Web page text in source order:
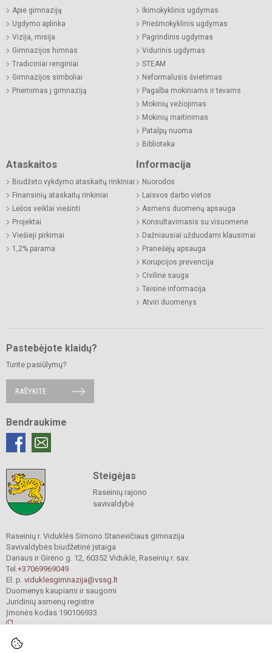
Apie gimnaziją
Ugdymo aplinka
Vizija, misija
Gimnazijos himnas
Tradiciniai renginiai
Gimnazijos simboliai
Priėmimas į gimnaziją
Ikimokyklinis ugdymas
Priešmokyklinis ugdymas
Pagrindinis ugdymas
Vidurinis ugdymas
STEAM
Neformalusis švietimas
Pagalba mokiniams ir tėvams
Mokinių vežiojimas
Mokinių maitinimas
Patalpų nuoma
Biblioteka
Ataskaitos
Biudžeto vykdymo ataskaitų rinkiniai
Finansinių ataskaitų rinkiniai
Lėšos veiklai viešinti
Projektai
Viešieji pirkimai
1,2% parama
Informacija
Nuorodos
Laisvos darbo vietos
Asmens duomenų apsauga
Konsultavimasis su visuomene
Dažniausiai užduodami klausimai
Pranešėjų apsauga
Korupcijos prevencija
Civilinė sauga
Teisinė informacija
Atviri duomenys
Pastebėjote klaidų?
Turite pasiūlymų?
RAŠYKITE
Bendraukime
Steigėjas
Raseinių rajono
savivaldybė
Raseinių r. Viduklės Simono Stanevičiaus gimnazija
Savivaldybės biudžetinė įstaiga
Dariaus ir Girėno g. 12, 60352 Viduklė, Raseinių r. sav.
Tel.+37069969049
El. p. viduklesgimnazija@vssg.lt
Duomenys kaupiami ir saugomi
Juridinių asmenų registre
Įmonės kodas 190106933